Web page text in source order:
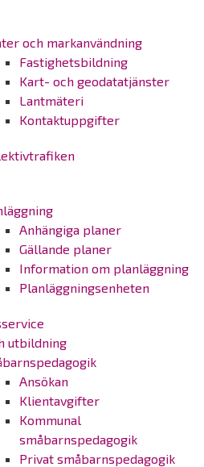
och markanvändning
Fastighetsbildning
Kart- och geodatatjänster
Lantmäteri
Kontaktuppgifter
Anhängiga planer
Gällande planer
Information om planläggning
Planläggningsenheten
utbildning
Ansökan
Klientavgifter
Kommunal
småbarnspedagogik
Privat småbarnspedagogik